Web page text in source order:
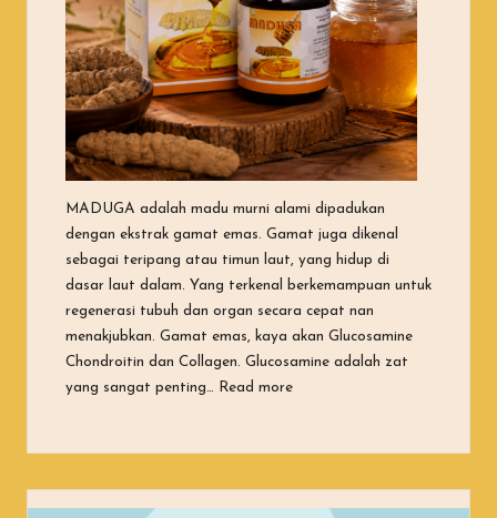
MADUGA adalah madu murni alami dipadukan
dengan ekstrak gamat emas. Gamat juga dikenal
sebagai teripang atau timun laut, yang hidup di
dasar laut dalam. Yang terkenal berkemampuan untuk
regenerasi tubuh dan organ secara cepat nan
menakjubkan. Gamat emas, kaya akan Glucosamine
Chondroitin dan Collagen. Glucosamine adalah zat
yang sangat penting…
Read more“Apa Itu Maduga?”